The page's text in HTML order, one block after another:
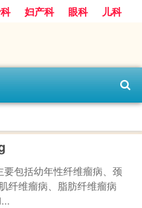
妇产科 眼科
儿科
包括幼年性纤维瘤病、颈
纤维瘤病、脂肪纤维瘤病